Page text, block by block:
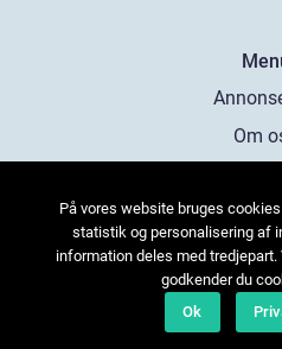
Om
På vores website bruges
statistik og personalisering af
information deles med
godkender du
Ok